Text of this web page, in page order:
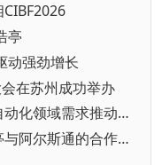
亭
动强劲增长
在苏州成功举办
▪ 工业连接器行业态势：受工业自动化领域需求推动，规模达295.94亿元
▪ 连接未来可持续铁路交通，浩亭与阿尔斯通的合作之道